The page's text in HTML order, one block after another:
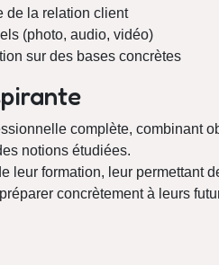
de la relation client
(photo, audio, vidéo)
sur des bases concrètes
complète, combinant
notions étudiées.
leur formation, leur permettant
concrètement à leurs